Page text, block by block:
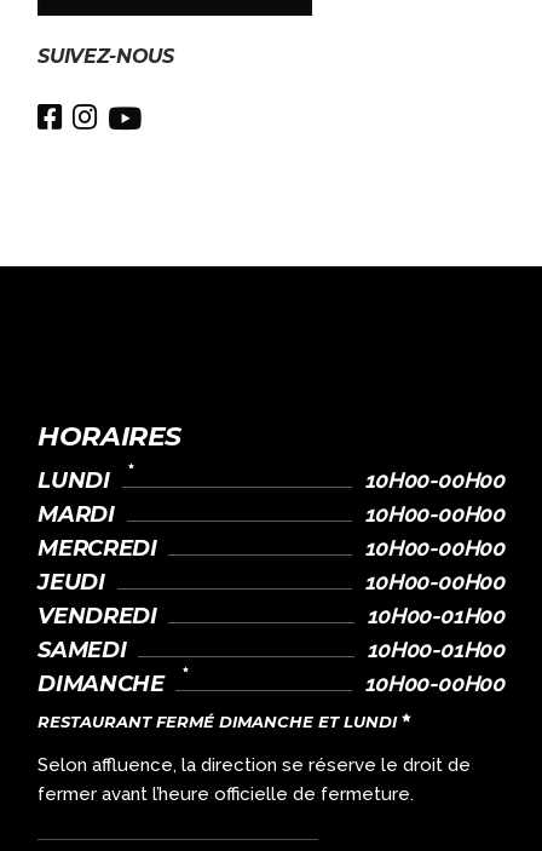
SUIVEZ-NOUS
HORAIRES
LUNDI 10H00-00H00
MARDI 10H00-00H00
MERCREDI 10H00-00H00
JEUDI 10H00-00H00
VENDREDI 10H00-01H00
SAMEDI 10H00-01H00
DIMANCHE 10H00-00H00
RESTAURANT FERMÉ DIMANCHE ET LUNDI
Selon affluence, la direction se réserve le droit de
fermer avant l’heure officielle de fermeture.